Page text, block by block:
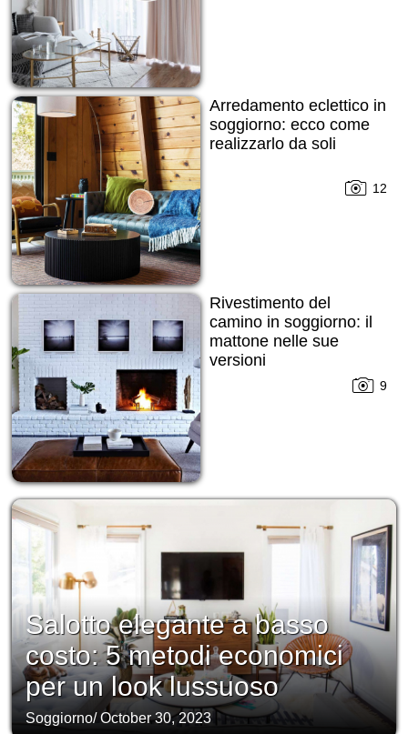
Arredamento eclettico in
soggiorno: ecco come
realizzarlo da soli
12
Rivestimento del
camino in soggiorno: il
mattone nelle sue
versioni
9
Salotto elegante a basso
costo: 5 metodi economici
per un look lussuoso
Soggiorno/October 30, 2023